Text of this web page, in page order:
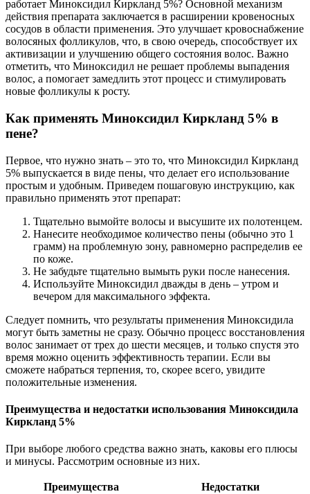
работает Миноксидил Киркланд 5%? Основной механизм
действия препарата заключается в расширении кровеносных
сосудов в области применения. Это улучшает кровоснабжение
волосяных фолликулов, что, в свою очередь, способствует их
активизации и улучшению общего состояния волос. Важно
отметить, что Миноксидил не решает проблемы выпадения
волос, а помогает замедлить этот процесс и стимулировать
новые фолликулы к росту.
Как применять Миноксидил Киркланд 5% в
пене?
Первое, что нужно знать – это то, что Миноксидил Киркланд
5% выпускается в виде пены, что делает его использование
простым и удобным. Приведем пошаговую инструкцию, как
правильно применять этот препарат:
Тщательно вымойте волосы и высушите их полотенцем.
Нанесите необходимое количество пены (обычно это 1
грамм) на проблемную зону, равномерно распределив ее
по коже.
Не забудьте тщательно вымыть руки после нанесения.
Используйте Миноксидил дважды в день – утром и
вечером для максимального эффекта.
Следует помнить, что результаты применения Миноксидила
могут быть заметны не сразу. Обычно процесс восстановления
волос занимает от трех до шести месяцев, и только спустя это
время можно оценить эффективность терапии. Если вы
сможете набраться терпения, то, скорее всего, увидите
положительные изменения.
Преимущества и недостатки использования Миноксидила
Киркланд 5%
При выборе любого средства важно знать, каковы его плюсы
и минусы. Рассмотрим основные из них.
Преимущества
Недостатки